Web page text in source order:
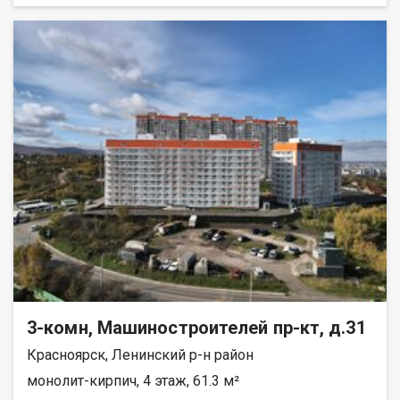
электроподогревом. Останется только сделать финишную
отделку по своему вкусу. Первый этаж — удобно для семей с
детьми и пожилых людей (лифт не нужен, спокойный выход на
улицу). Балкон отсутствует, но это компенсируется отличной
планировкой и тёплыми полами. Условия покупки: • подходит
любой вид расчёта (ипотека, наличные, материнский капитал);
• возможна рассрочка; • покупатель комиссию не оплачивает.
Звоните, отвечу на все вопросы, организую показ.
3-комн, Машиностроителей пр-кт, д.31
Красноярск, Ленинский р-н район
монолит-кирпич, 4 этаж, 61.3 м²